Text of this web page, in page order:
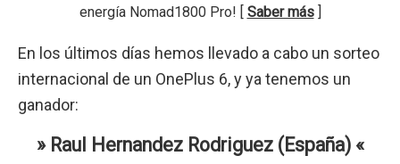
energía Nomad1800 Pro! [ Saber más]
En los últimos días hemos llevado a cabo un sorteo
internacional de un OnePlus 6, y ya tenemos un
ganador:
» Raul Hernandez Rodriguez (España)«